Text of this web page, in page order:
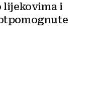
lijekovima i